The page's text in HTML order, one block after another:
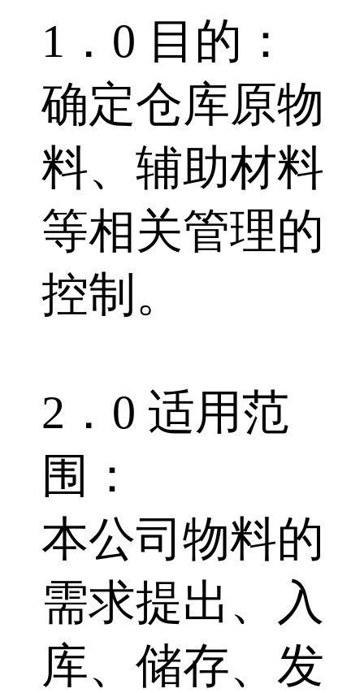
1．0 目的：
确定仓库原物
料、辅助材料
等相关管理的
控制。
2．0 适用范
围：
本公司物料的
需求提出、入
库、储存、发